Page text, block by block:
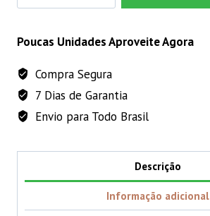
Trot's
quantidade
Poucas Unidades Aproveite Agora
Compra Segura
7 Dias de Garantia
Envio para Todo Brasil
Descrição
Informação adicional